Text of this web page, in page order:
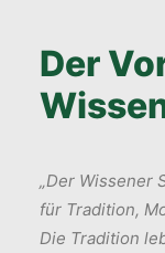
Der
„Der Wissener
für Tradition,
Die Tradition